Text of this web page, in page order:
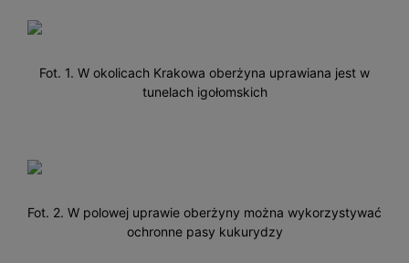
Fot. 1. W okolicach Krakowa oberżyna uprawiana jest w
tunelach igołomskich
Fot. 2. W polowej uprawie oberżyny można wykorzystywać
ochronne pasy kukurydzy